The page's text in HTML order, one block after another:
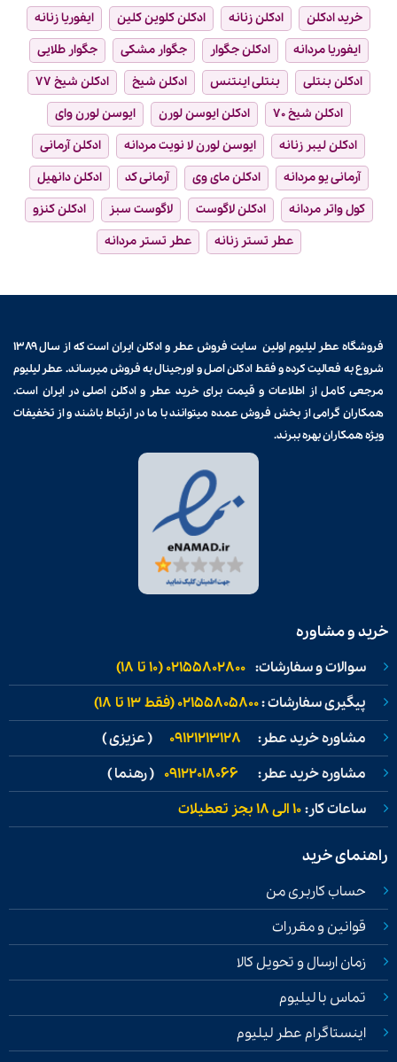
خرید ادکلن ادکلن زنانه ادکلن کلوین کلین
ایفوریا زنانه
ایفوریا مردانه
ادکلن جگوار جگوار مشکی
جگوار طلایی
ادکلن بنتلی
بنتلی اینتنس ادکلن شیخ
ادکلن شیخ ۷۷
ادکلن شیخ ۷۰
ادکلن ایوسن لورن
ایوسن لورن وای
ادکلن لیبر زنانه
ایوسن لورن لا نویت مردانه
ادکلن آرمانی
آرمانی یو مردانه
ادکلن مای وی آرمانی کد
ادکلن دانهیل
کول واتر مردانه
ادکلن لاگوست لاگوست سبز
ادکلن کنزو
عطر تستر زنانه
عطر تستر مردانه
فروشگاه عطر لیلیوم اولین سایت فروشعطر و ادکلن
ایران است که از سال ۱۳۸۹
شروع به فعالیت کرده و فقط ادکلن اصل و اورجینال به فروش میرساند. عطر لیلیوم
مرجعی کامل از اطلاعات و قیمت برایخرید عطر و ادکلن اصلی در ایران است.
همکاران گرامی از بخش فروش عمده میتوانند با ما در ارتباط باشند و از تخفیفات
ویژه همکاران بهره ببرند.
خرید و مشاوره
سوالات و سفارشات: 02155802800 (۱۰ تا ۱۸)
پیگیری سفارشات :02155805800 (فقط ۱۳ تا ۱۸)
مشاوره خرید عطر: 09121213128 ( عزیزی )
مشاوره خرید عطر: 09122018066 ( رهنما )
ساعات کار:۱۰ الی ۱۸ بجز تعطیلات
راهنمای خرید
حساب کاربری من
قوانین و مقررات
زمان ارسال و تحویل کالا
تماس با لیلیوم
اینستاگرام عطر لیلیوم